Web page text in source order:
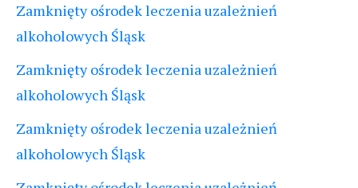
Zamknięty ośrodek leczenia uzależnień
alkoholowych Śląsk
Zamknięty ośrodek leczenia uzależnień
alkoholowych Śląsk
Zamknięty ośrodek leczenia uzależnień
alkoholowych Śląsk